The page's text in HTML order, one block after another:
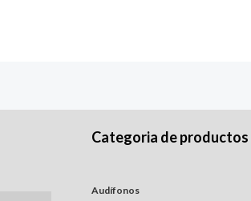
Categoria de productos
Audífonos